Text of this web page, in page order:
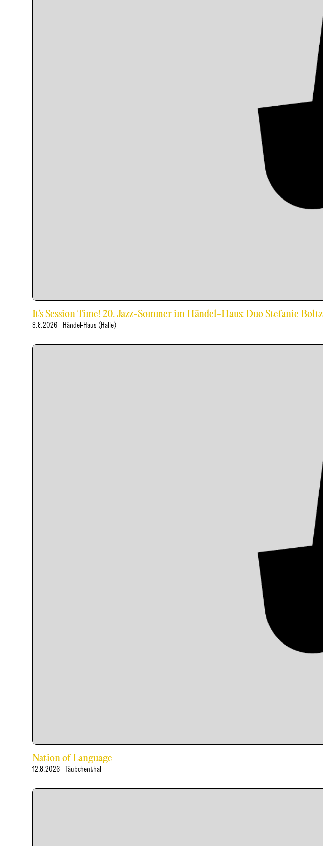
It’s Session Time! 20. Jazz-Sommer im Händel-Haus: Duo Stefanie Boltz
8.8.2026 Händel-Haus (Halle)
Nation of Language
12.8.2026 Täubchenthal